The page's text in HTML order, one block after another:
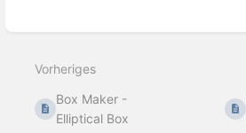
Vorheriges
Box Maker -
Elliptical Box